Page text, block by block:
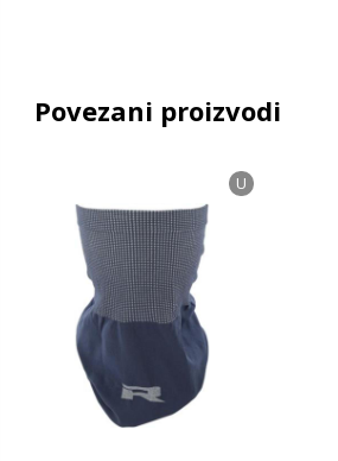
Povezani proizvodi
U